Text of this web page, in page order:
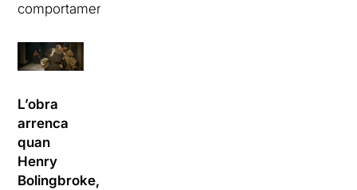
comportament.”
L’obra
arrenca
quan
Henry
Bolingbroke,